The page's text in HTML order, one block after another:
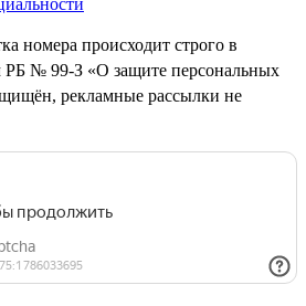
номера происходит строго в
РБ № 99-З «О защите персональных
рекламные рассылки не